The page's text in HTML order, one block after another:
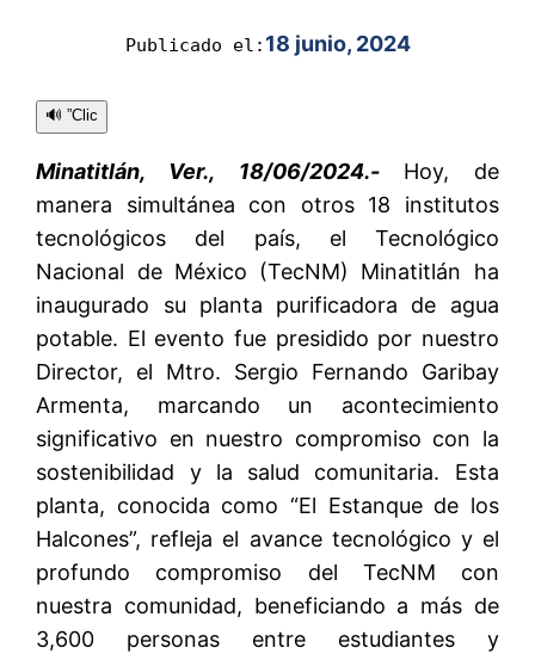
Publicado el: 18 junio, 2024
🔊 ”Clic
Minatitlán, Ver., 18/06/2024.- Hoy, de
manera simultánea con otros 18 institutos
tecnológicos del país, el Tecnológico
Nacional de México (TecNM) Minatitlán ha
inaugurado su planta purificadora de agua
potable. El evento fue presidido por nuestro
Director, el Mtro. Sergio Fernando Garibay
Armenta, marcando un acontecimiento
significativo en nuestro compromiso con la
sostenibilidad y la salud comunitaria. Esta
planta, conocida como “El Estanque de los
Halcones”, refleja el avance tecnológico y el
profundo compromiso del TecNM con
nuestra comunidad, beneficiando a más de
3,600 personas entre estudiantes y